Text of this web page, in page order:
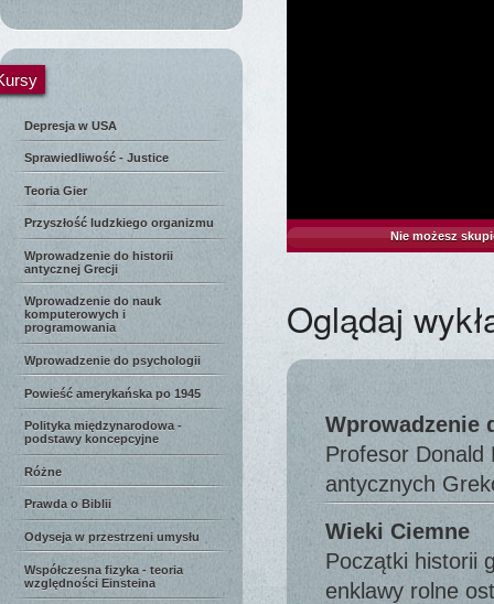
Depresja w USA
Sprawiedliwość - Justice
Teoria Gier
Przyszłość ludzkiego organizmu
Wprowadzenie do historii
antycznej Grecji
Wprowadzenie do nauk
komputerowych i
programowania
Wprowadzenie do psychologii
Powieść amerykańska po 1945
Polityka międzynarodowa -
podstawy koncepcyjne
Różne
Prawda o Biblii
Odyseja w przestrzeni umysłu
Współczesna fizyka - teoria
względności Einsteina
Nie możesz
Oglądaj
Wprowadzenie
Profesor Donald
antycznych
Wieki Ciemne
Początki historii
enklawy rolne